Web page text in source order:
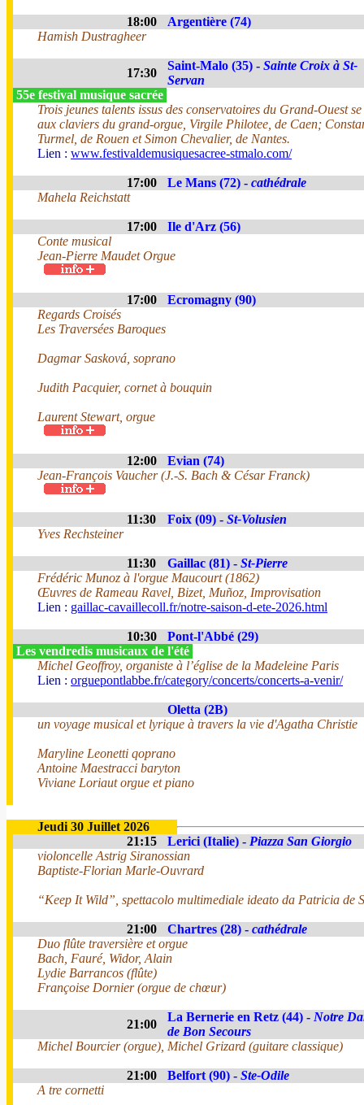
18:00
Argentière (74)
Hamish Dustragheer
17:30
Saint-Malo (35) - Sainte Croix à St-
Servan
55e festival musique sacrée
Trois jeunes talents issus des conservatoires du Grand-Ouest
aux claviers du grand-orgue, Virgile Philotee, de Caen;
Turmel, de Rouen et Simon Chevalier, de Nantes.
Lien : www.festivaldemusiquesacree-stmalo.com/
17:00 Le Mans (72) - cathédrale
Mahela Reichstatt
17:00
Ile d'Arz (56)
Conte musical
Jean-Pierre Maudet Orgue
17:00
Ecromagny (90)
Regards Croisés
Les Traversées Baroques
Dagmar Sasková, soprano
Judith Pacquier, cornet à bouquin
Laurent Stewart, orgue
12:00
Evian (74)
Jean-François Vaucher (J.-S. Bach & César Franck)
11:30 Foix (09) - St-Volusien
Yves Rechsteiner
11:30 Gaillac (81) - St-Pierre
Frédéric Munoz à l'orgue Maucourt (1862)
Œuvres de Rameau Ravel, Bizet, Muñoz, Improvisation
Lien : gaillac-cavaillecoll.fr/notre-saison-d-ete-2026.html
10:30
Pont-l'Abbé (29)
Les vendredis musicaux de l'été
Michel Geoffroy, organiste à l’église de la Madeleine Paris
Lien : orguepontlabbe.fr/category/concerts/concerts-a-venir/
Oletta (2B)
un voyage musical et lyrique à travers la vie d'Agatha Christie
Maryline Leonetti qoprano
Antoine Maestracci baryton
Viviane Loriaut orgue et piano
Jeudi 30 Juillet 2026
21:15
Lerici (Italie) - Piazza San Giorgio
violoncelle Astrig Siranossian
Baptiste-Florian Marle-Ouvrard
“Keep It Wild”, spettacolo multimediale ideato da Patricia de
21:00 Chartres (28) - cathédrale
Duo flûte traversière et orgue
Bach, Fauré, Widor, Alain
Lydie Barrancos (flûte)
Françoise Dornier (orgue de chœur)
21:00
La Bernerie en Retz (44) - Notre
de Bon Secours
Michel Bourcier (orgue), Michel Grizard (guitare classique)
21:00 Belfort (90) - Ste-Odile
A tre cornetti